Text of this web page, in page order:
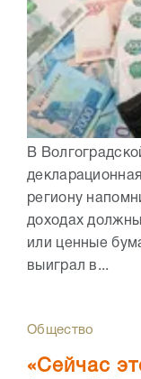
В
региону
доходах
или ценные
выиграл в...
Общество
«Сейчас